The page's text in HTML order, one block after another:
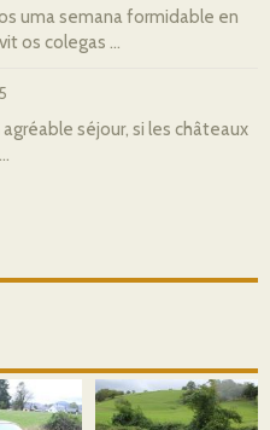
uma semana formidable en
os colegas ...
séjour, si les châteaux